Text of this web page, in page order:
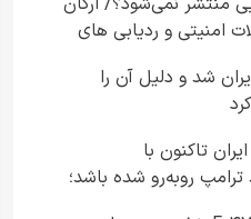
امنیتی و ردیابی های
حمله به ایران شد و دلیل آن را
تاکنون با
روبه‌رو شده باشد؛
می‌زند